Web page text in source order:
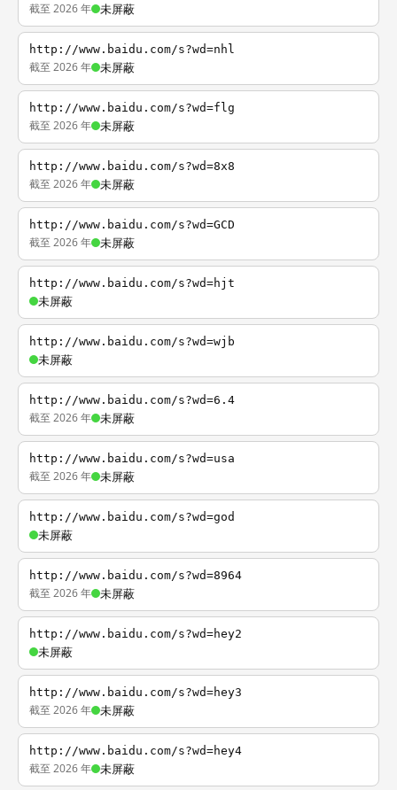
截至 2026 年 未屏蔽
http://www.baidu.com/s?wd=nhl
截至 2026 年 未屏蔽
http://www.baidu.com/s?wd=flg
截至 2026 年 未屏蔽
http://www.baidu.com/s?wd=8x8
截至 2026 年 未屏蔽
http://www.baidu.com/s?wd=GCD
截至 2026 年 未屏蔽
http://www.baidu.com/s?wd=hjt
未屏蔽
http://www.baidu.com/s?wd=wjb
未屏蔽
http://www.baidu.com/s?wd=6.4
截至 2026 年 未屏蔽
http://www.baidu.com/s?wd=usa
截至 2026 年 未屏蔽
http://www.baidu.com/s?wd=god
未屏蔽
http://www.baidu.com/s?wd=8964
截至 2026 年 未屏蔽
http://www.baidu.com/s?wd=hey2
未屏蔽
http://www.baidu.com/s?wd=hey3
截至 2026 年 未屏蔽
http://www.baidu.com/s?wd=hey4
截至 2026 年 未屏蔽